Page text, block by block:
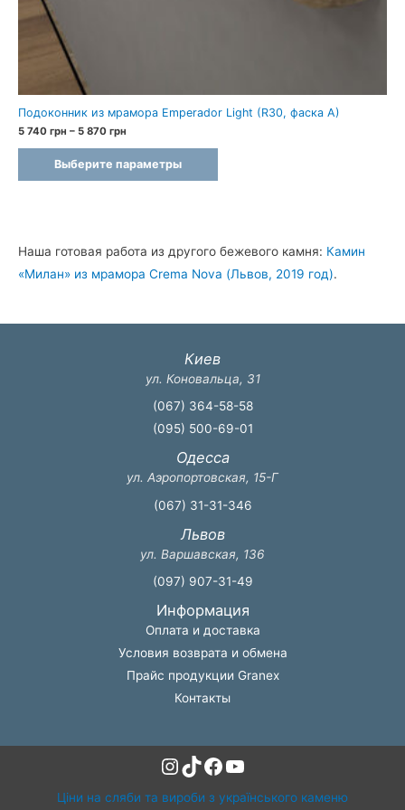
Подоконник из мрамора Emperador Light (R30, фаска A)
5 740 грн – 5 870 грн
740 грн
–
Выберите параметры
Наша готовая работа из другого бежевого камня: Камин
«Милан» из мрамора Crema Nova (Львов, 2019 год).
Киев
ул. Коновальца, 31
(067) 364-58-58
(095) 500-69-01
Одесса
ул. Аэропортовская, 15-Г
(067) 31-31-346
Львов
ул. Варшавская, 136
(097) 907-31-49
Информация
Оплата и доставка
Условия возврата и обмена
Прайс продукции Granex
Контакты
Instagram
TikTok
Facebook
YouTube
Ціни на сляби та вироби з українського каменю